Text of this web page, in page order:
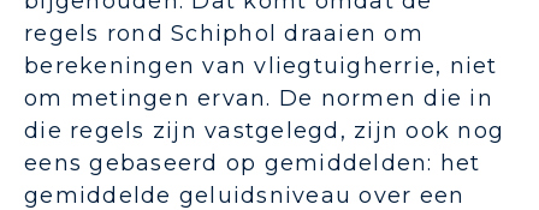
regels rond Schiphol draaien om
berekeningen van vliegtuigherrie, niet
om metingen ervan. De normen die in
die regels zijn vastgelegd, zijn ook nog
eens gebaseerd op gemiddelden: het
gemiddelde geluidsniveau over een